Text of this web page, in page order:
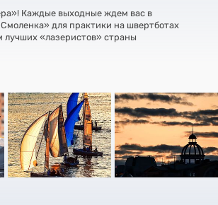
Каждые выходные ждем вас в
для практики на швертботах
лучших «лазеристов» страны